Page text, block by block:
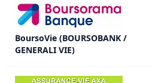
BoursoVie (BOURSOBANK /
GENERALI VIE)